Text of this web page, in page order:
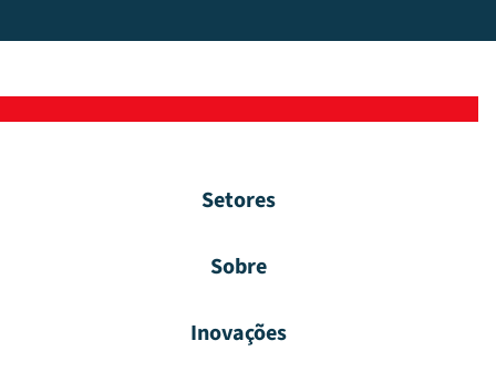
Setores
Sobre
Inovações